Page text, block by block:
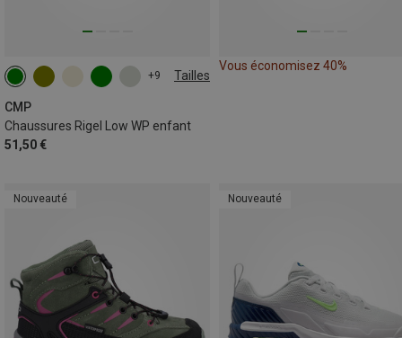
+9 Tailles
CMP
Chaussures Rigel Low WP enfant
51,50 €
Vous économisez 40%
Nouveauté Nouveauté